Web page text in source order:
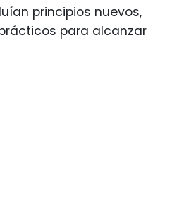
principios nuevos,
para alcanzar